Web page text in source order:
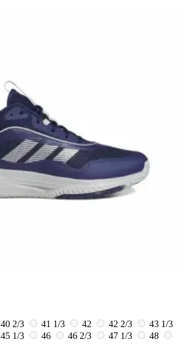
40 2/3 41 1/3 42 42 2/3
43 1/3
45 1/3 46 46 2/3 47 1/3
48